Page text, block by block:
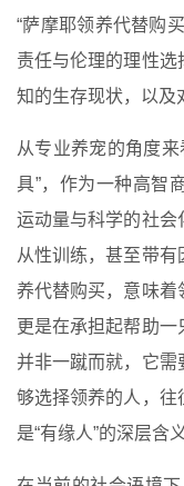
“萨摩耶领养代替购
责任与伦理的理性选
知的生存现状，以及
从专业养宠的角度
具”，作为一种高智
运动量与科学的社会
从性训练，甚至带
养代替购买，意味着
更是在承担起帮助
并非一蹴而就，它需
够选择领养的人，往
是“有缘人”的深层含义